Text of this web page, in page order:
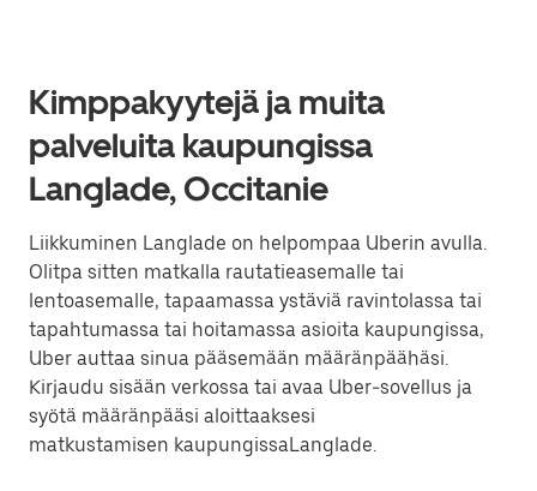
Kimppakyytejä ja muita
palveluita kaupungissa
Langlade, Occitanie
Liikkuminen Langlade on helpompaa Uberin avulla.
Olitpa sitten matkalla rautatieasemalle tai
lentoasemalle, tapaamassa ystäviä ravintolassa tai
tapahtumassa tai hoitamassa asioita kaupungissa,
Uber auttaa sinua pääsemään määränpäähäsi.
Kirjaudu sisään verkossa tai avaa Uber-sovellus ja
syötä määränpääsi aloittaaksesi
matkustamisen kaupungissaLanglade.